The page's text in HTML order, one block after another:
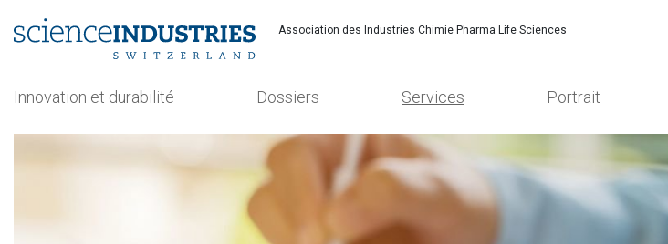
Association des Industries Chimie Pharma Life Sciences
Innovation et durabilité Dossiers Services Portrait